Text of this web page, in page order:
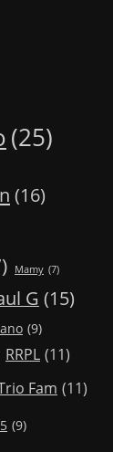
(25)
(16)
Mamy (7)
G (15)
(9)
RRPL (11)
Fam (11)
(9)